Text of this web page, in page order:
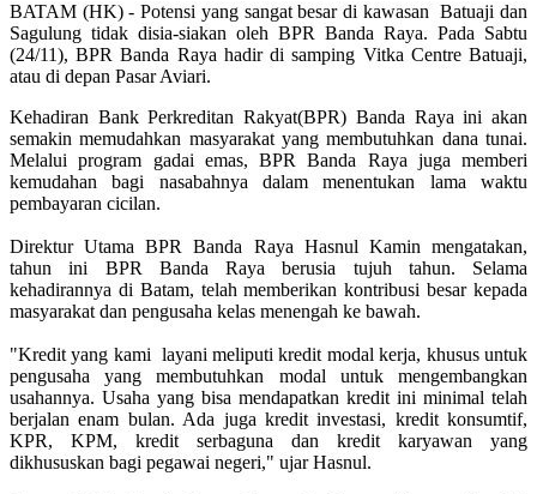
BATAM (HK) - Potensi yang sangat besar di kawasan Batuaji dan
Sagulung tidak disia-siakan oleh BPR Banda Raya. Pada Sabtu
(24/11), BPR Banda Raya hadir di samping Vitka Centre Batuaji,
atau di depan Pasar Aviari.
Kehadiran Bank Perkreditan Rakyat(BPR) Banda Raya ini akan
semakin memudahkan masyarakat yang membutuhkan dana tunai.
Melalui program gadai emas, BPR Banda Raya juga memberi
kemudahan bagi nasabahnya dalam menentukan lama waktu
pembayaran cicilan.
Direktur Utama BPR Banda Raya Hasnul Kamin mengatakan,
tahun ini BPR Banda Raya berusia tujuh tahun. Selama
kehadirannya di Batam, telah memberikan kontribusi besar kepada
masyarakat dan pengusaha kelas menengah ke bawah.
"Kredit yang kami layani meliputi kredit modal kerja, khusus untuk
pengusaha yang membutuhkan modal untuk mengembangkan
usahannya. Usaha yang bisa mendapatkan kredit ini minimal telah
berjalan enam bulan. Ada juga kredit investasi, kredit konsumtif,
KPR, KPM, kredit serbaguna dan kredit karyawan yang
dikhususkan bagi pegawai negeri," ujar Hasnul.